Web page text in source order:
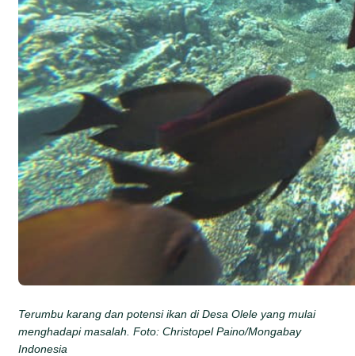
Terumbu karang dan potensi ikan di Desa Olele yang mulai
menghadapi masalah. Foto: Christopel Paino/Mongabay
Indonesia